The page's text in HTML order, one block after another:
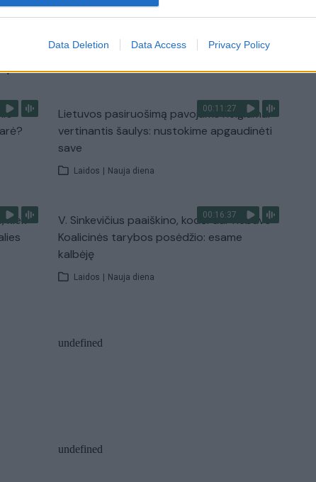
Data Deletion Data Access Privacy Policy
00:11:27
Lietuvos pasiruošimą pavojams neigiamai
vertinantis šaulys: nustokime apgaudinėti
save
Laidos | Nauja diena
kiek
00:16:37
V. Sinkevičius paaiškino, kodėl dar nebuvo
Koalicinės tarybos posėdžio: esame
kalbėję
Laidos | Nauja diena